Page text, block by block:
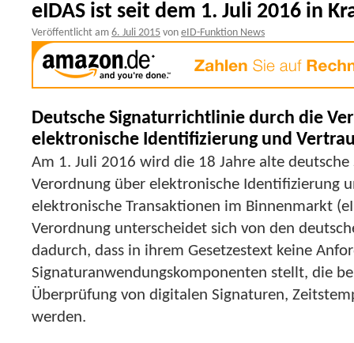
eIDAS ist seit dem 1. Juli 2016 in
Veröffentlicht am 6. Juli 2015 von eID-Funktion News
Deutsche Signaturrichtlinie durch die
elektronische Identifizierung und
Am 1. Juli 2016 wird die 18 Jahre alte
Verordnung über elektronische Identifizierung
elektronische Transaktionen im Binnenmarkt
Verordnung unterscheidet sich von den
dadurch, dass in ihrem Gesetzestext keine
Signaturanwendungskomponenten stellt, die
Überprüfung von digitalen Signaturen,
werden.